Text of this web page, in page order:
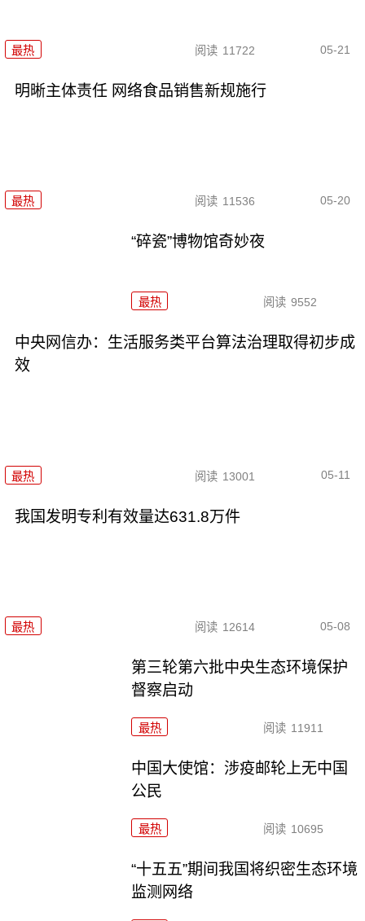
最热 阅读 11722 05-21
明晰主体责任 网络食品销售新规施行
最热 阅读 11536 05-20
“碎瓷”博物馆奇妙夜
最热 阅读 9552
中央网信办：生活服务类平台算法治理取得初步成
效
最热 阅读 13001 05-11
我国发明专利有效量达631.8万件
最热 阅读 12614 05-08
第三轮第六批中央生态环境保护
督察启动
最热 阅读 11911
中国大使馆：涉疫邮轮上无中国
公民
最热 阅读 10695
“十五五”期间我国将织密生态环境
监测网络